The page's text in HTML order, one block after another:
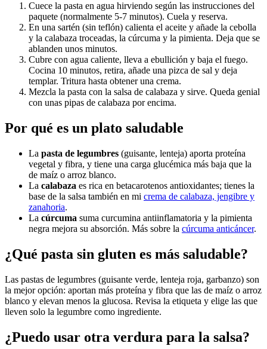
Cuece la pasta en agua hirviendo según las instrucciones del
paquete (normalmente 5-7 minutos). Cuela y reserva.
En una sartén (sin teflón) calienta el aceite y añade la cebolla
y la calabaza troceadas, la cúrcuma y la pimienta. Deja que se
ablanden unos minutos.
Cubre con agua caliente, lleva a ebullición y baja el fuego.
Cocina 10 minutos, retira, añade una pizca de sal y deja
templar. Tritura hasta obtener una crema.
Mezcla la pasta con la salsa de calabaza y sirve. Queda genial
con unas pipas de calabaza por encima.
Por qué es un plato saludable
La pasta de legumbres (guisante, lenteja) aporta proteína
vegetal y fibra, y tiene una carga glucémica más baja que la
de maíz o arroz blanco.
La calabaza es rica en betacarotenos antioxidantes; tienes la
base de la salsa también en mi crema de calabaza, jengibre y
zanahoria.
La cúrcuma suma curcumina antiinflamatoria y la pimienta
negra mejora su absorción. Más sobre la cúrcuma anticáncer.
¿Qué pasta sin gluten es más saludable?
Las pastas de legumbres (guisante verde, lenteja roja, garbanzo) son
la mejor opción: aportan más proteína y fibra que las de maíz o arroz
blanco y elevan menos la glucosa. Revisa la etiqueta y elige las que
lleven solo la legumbre como ingrediente.
¿Puedo usar otra verdura para la salsa?